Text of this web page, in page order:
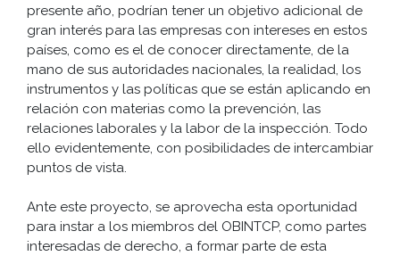
presente año, podrían tener un objetivo adicional de
gran interés para las empresas con intereses en estos
países, como es el de conocer directamente, de la
mano de sus autoridades nacionales, la realidad, los
instrumentos y las políticas que se están aplicando en
relación con materias como la prevención, las
relaciones laborales y la labor de la inspección. Todo
ello evidentemente, con posibilidades de intercambiar
puntos de vista.
Ante este proyecto, se aprovecha esta oportunidad
para instar a los miembros del OBINTCP, como partes
interesadas de derecho, a formar parte de esta